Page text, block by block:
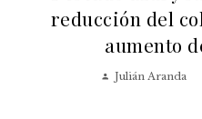
reducción del
aumento
Julián Aranda